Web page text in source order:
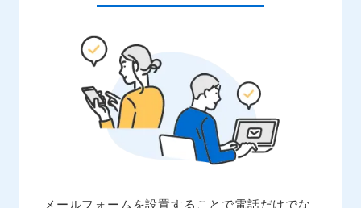
メールフォームを設置することで電話だけでな